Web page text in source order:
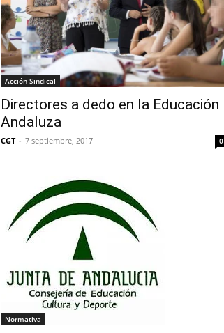
Acción Sindical
Directores a dedo en la Educación
Andaluza
CGT - 7 septiembre, 2017 0
Normativa